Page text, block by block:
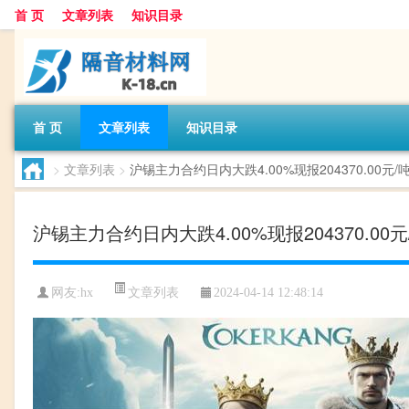
首 页 文章列表 知识目录
首 页 文章列表 知识目录
> 文章列表 > 沪锡主力合约日内大跌4.00%现报204370.00元/
沪锡主力合约日内大跌4.00%现报204370.00
网友:hx 文章列表 2024-04-14 12:48:14